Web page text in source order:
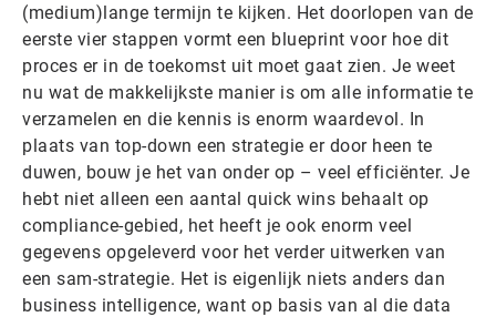
(medium)lange termijn te kijken. Het doorlopen van de
eerste vier stappen vormt een blueprint voor hoe dit
proces er in de toekomst uit moet gaat zien. Je weet
nu wat de makkelijkste manier is om alle informatie te
verzamelen en die kennis is enorm waardevol. In
plaats van top-down een strategie er door heen te
duwen, bouw je het van onder op – veel efficiënter. Je
hebt niet alleen een aantal quick wins behaalt op
compliance-gebied, het heeft je ook enorm veel
gegevens opgeleverd voor het verder uitwerken van
een sam-strategie. Het is eigenlijk niets anders dan
business intelligence, want op basis van al die data